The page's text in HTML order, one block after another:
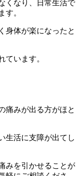
くなり、日常生活で
す。
身体が楽になったと
ています。
痛みが出る方がほと
生活に支障が出てし
みを引かせることが